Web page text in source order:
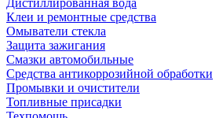
Дистиллированная вода
Клеи и ремонтные средства
Омыватели стекла
Защита зажигания
Смазки автомобильные
Средства антикоррозийной обработки
Промывки и очистители
Топливные присадки